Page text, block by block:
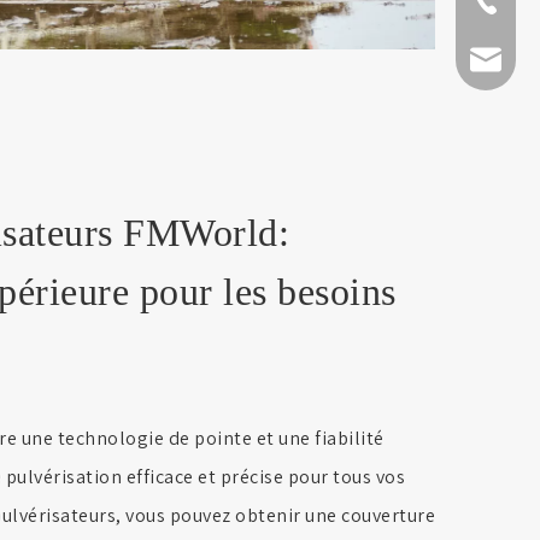
FMWorld:
pour les besoins
une technologie de pointe et une fiabilité
efficace et précise pour tous vos
vous pouvez obtenir une couverture